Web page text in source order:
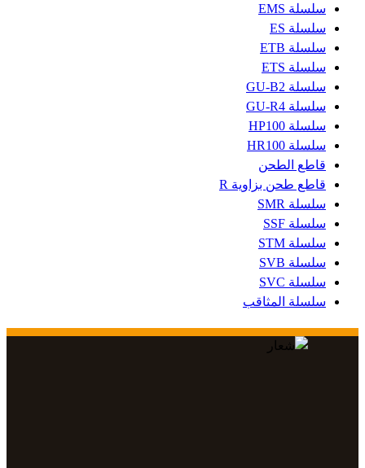
سلسلة EMS
سلسلة ES
سلسلة ETB
سلسلة ETS
سلسلة GU-B2
سلسلة GU-R4
سلسلة HP100
سلسلة HR100
قاطع الطحن
قاطع طحن بزاوية R
سلسلة SMR
سلسلة SSF
سلسلة STM
سلسلة SVB
سلسلة SVC
سلسلة المثاقب